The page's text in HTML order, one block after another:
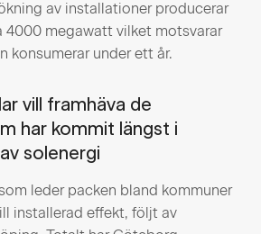
av installationer producerar
4000 megawatt vilket motsvarar
konsumerar under ett år.
vill framhäva de
har kommit längst i
solenergi
leder packen bland kommuner
installerad effekt, följt av